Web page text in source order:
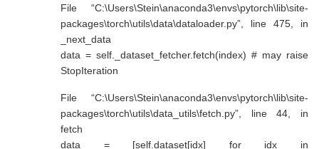
6.4.1 torch和torchvision 170
6.4.2 PyTorch之torch.transforms 171
6.4.3 数据预览和数据装载 173
6.4.4 模型搭建和参数优化 174
第7章 迁移学习 180
7.1 迁移学习入门 180
7.2.1 验证数据集和测试数据集 182
7.2.2 数据预览 182
File “C:\Users\Stein\anaconda3\envs\pytorch\lib\site-
packages\torch\utils\data\dataloader.py”, line 475, in
_next_data
data = self._dataset_fetcher.fetch(index) # may raise
StopIteration
File “C:\Users\Stein\anaconda3\envs\pytorch\lib\site-
packages\torch\utils\data_utils\fetch.py”, line 44, in
fetch
data = [self.dataset[idx] for idx in